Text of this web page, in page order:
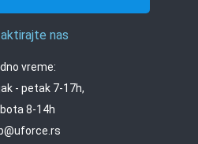
nas
vreme:
- petak 7-17h,
8-14h